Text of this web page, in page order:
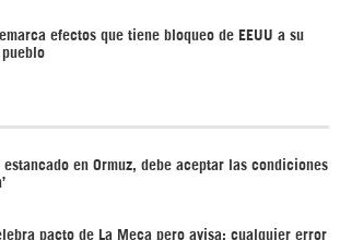
efectos que tiene bloqueo de EEUU a su
estancado en Ormuz, debe aceptar las condiciones
pacto de La Meca pero avisa: cualquier error